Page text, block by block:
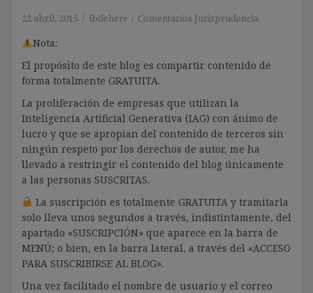
22 abril, 2015 ibdehere Comentarios Jurisprudencia
Nota:
El propósito de este blog es compartir contenido de
forma totalmente GRATUITA.
La proliferación de empresas que utilizan la
Inteligencia Artificial Generativa (IAG) con ánimo de
lucro y que se apropian del contenido de terceros sin
ningún respeto por los derechos de autor, me ha
llevado a restringir el contenido del blog únicamente
a las personas SUSCRITAS.
La suscripción es totalmente GRATUITA y tramitarla
solo lleva unos segundos a través, indistintamente, del
apartado «SUSCRIPCIÓN» que aparece en la barra de
MENÚ; o bien, en la barra lateral, a través del «ACCESO
PARA SUSCRIBIRSE AL BLOG».
Una vez facilitado el nombre de usuario y el correo